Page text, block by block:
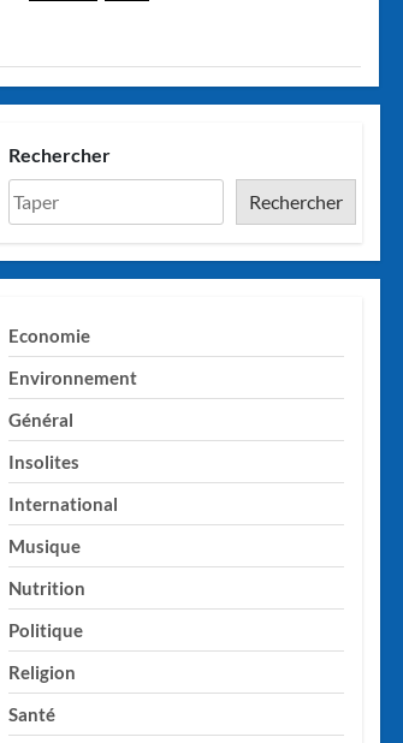
Rechercher
Rechercher
Economie
Environnement
Général
Insolites
International
Musique
Nutrition
Politique
Religion
Santé